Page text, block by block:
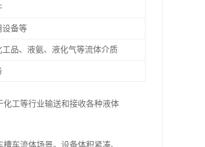
设备等
工品、液氨、液化气等流体介质
工等行业输送和接收各种液体
车流体场景。设备体积紧凑、